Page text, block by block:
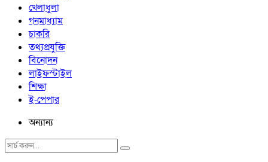
খেলাধুলা
গনমাধ্যাম
চাকরি
তথ্যপ্রযুক্তি
বিনোদন
লাইফস্টাইল
শিক্ষা
ই-পেপার
অন্যান্য